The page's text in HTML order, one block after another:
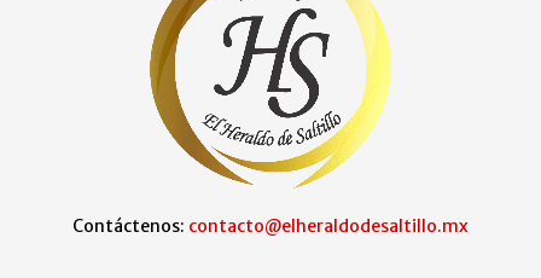
Contáctenos: contacto@elheraldodesaltillo.mx